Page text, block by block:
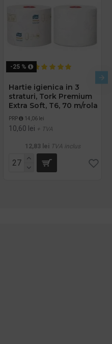
-25 %
Hartie igienica in 3
straturi, Tork Premium
Extra Soft, T6, 70 m/rola
PRP 14,06 lei
10,60 lei + TVA
12,83 lei TVA inclus